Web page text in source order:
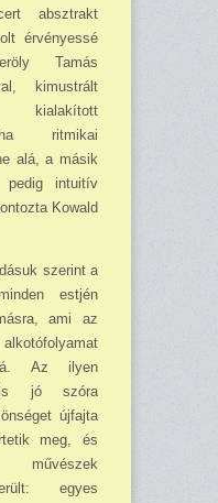
absztrakt
érvényessé
Tamás
kimustrált
kialakított
ritmikai
alá, a másik
pedig intuitív
Kowald
szerint a
estjén
ami az
Az ilyen
jó szóra
újfajta
meg, és
egyes